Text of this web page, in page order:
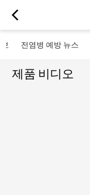
전염병 예방 뉴스
제품 비디오